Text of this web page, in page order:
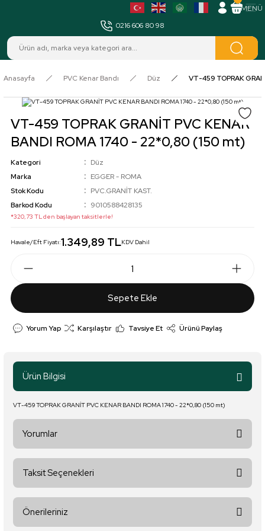
0216 606 80 98
Anasayfa PVC Kenar Bandı Düz VT-459 TOPRAK
VT-459 TOPRAK GRANİT PVC KENAR
BANDI ROMA 1740 - 22*0,80 (150 mt)
Kategori
Düz
Marka
EGGER - ROMA
Stok Kodu
PVC.GRANİT KAST.
Barkod Kodu
9010588428135
*320,73 TL den başlayan taksitlerle!
Havale/Eft Fiyatı:1.349,89 TLKDV Dahil
Sepete Ekle
Yorum Yap Karşılaştır Tavsiye Et Ürünü Paylaş
Ürün Bilgisi
VT-459 TOPRAK GRANİT PVC KENAR BANDI ROMA 1740 - 22*0,80 (150 mt)
Yorumlar
Taksit Seçenekleri
Önerileriniz